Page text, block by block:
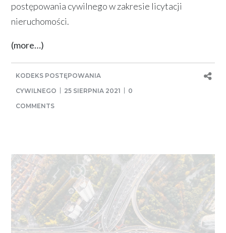
postępowania cywilnego w zakresie licytacji
nieruchomości.
(more…)
KODEKS POSTĘPOWANIA
CYWILNEGO
25 SIERPNIA 2021
0
COMMENTS